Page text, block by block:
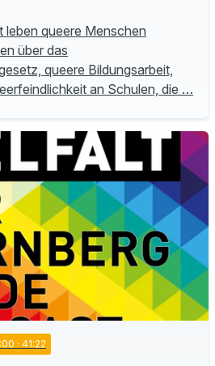
leben queere Menschen
über das
queere Bildungsarbeit,
an Schulen, die …
· 41:22